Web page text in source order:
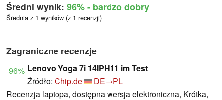
Średni wynik: 96%- bardzo dobry
Średnia z 1 wyników (z 1 recenzji)
Zagraniczne recenzje
96% Lenovo Yoga 7i 14IPH11 im Test
Źródło: Chip.de
DE→PL
Recenzja laptopa, dostępna wersja elektroniczna, Krótka,